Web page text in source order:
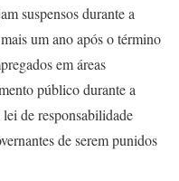
suspensos durante a
um ano após o término
em áreas
público durante a
de responsabilidade
de serem punidos